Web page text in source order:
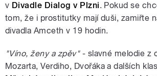
v Divadle Dialog v Plzni. Pokud se
tom, že i prostitutky mají duši, zamiřte
divadla Amceth v 19 hodin.
"Víno, ženy a zpěv" - slavné melodie z
Mozarta, Verdiho, Dvořáka a dalších